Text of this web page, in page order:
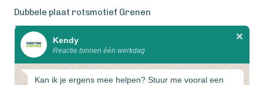
Dubbele plaat rotsmotief Grenen
Zweeds Rabat Douglas
Wij werken met eerlijke
gecertificeerde houtsoorten
Kendy
Reactie binnen één werkdag
Kan ik je ergens mee helpen? Stuur me vooral een